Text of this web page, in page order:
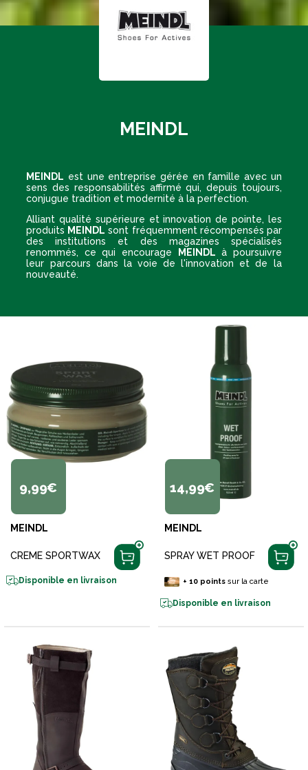
MEINDL
MEINDL est une entreprise gérée en famille avec un
sens des responsabilités affirmé qui, depuis toujours,
conjugue tradition et modernité à la perfection.
Alliant qualité supérieure et innovation de pointe, les
produits MEINDL sont fréquemment récompensés par
des institutions et des magazines spécialisés
renommés, ce qui encourage
MEINDL à poursuivre
leur parcours dans la voie de l'innovation et de la
nouveauté.
9,99€
MEINDL
CREME SPORTWAX
Disponible en livraison
14,99€
MEINDL
SPRAY WET PROOF
+ 10pointssur la carte
Disponible en livraison